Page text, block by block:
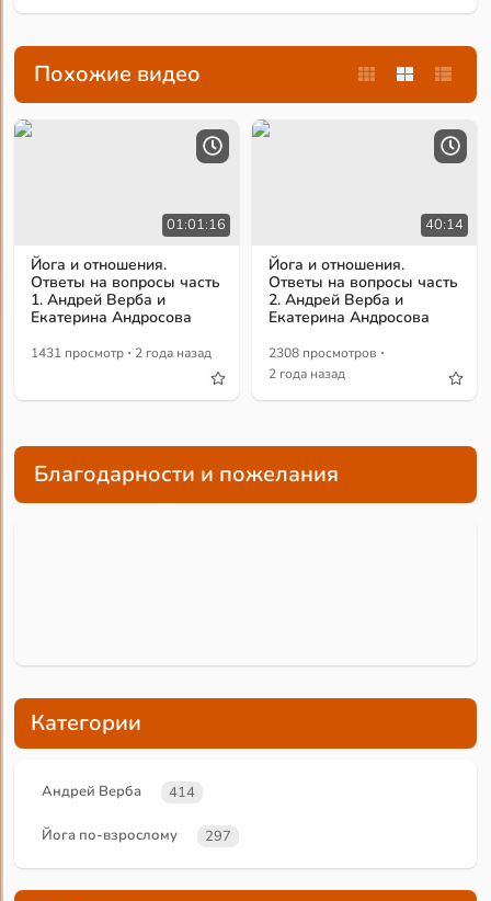
Похожие видео
01:01:16
Йога и отношения.
Ответы на вопросы часть
1. Андрей Верба и
Екатерина Андросова
1431 просмотр · 2 года назад
40:14
Йога и отношения.
Ответы на вопросы часть
2. Андрей Верба и
Екатерина Андросова
2308 просмотров ·
2 года назад
Благодарности и пожелания
Категории
Андрей Верба 414
Йога по-взрослому 297